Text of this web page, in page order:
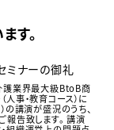
す。
ナーの御礼
護業界最大級BtoB商
事・教育コース）に
の講演が盛況のうち、
報告致します。 講演